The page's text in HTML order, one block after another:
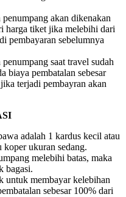
akan dikenakan
harga tiket jika melebihi dari
pembayaran sebelumnya
saat travel sudah
biaya pembatalan sebesar
terjadi pembayran akan
adalah 1 kardus kecil atau
koper ukuran sedang.
melebihi batas, maka
bagasi.
untuk membayar kelebihan
sebesar 100% dari